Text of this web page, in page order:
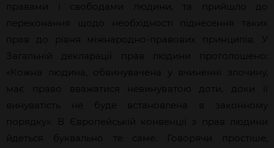
правами і свободами людини, та прийшло до
переконання щодо необхідності піднесення таких
прав до рівня міжнародно-правових принципів. У
Загальній декларації прав людини проголошено:
«Кожна людина, обвинувачена у вчиненні злочину,
має право вважатися невинуватою доти, доки її
винуватість не буде встановлена в законному
порядку». В Європейській конвенції з прав людини
йдеться буквально те саме. Говорячи простіше,